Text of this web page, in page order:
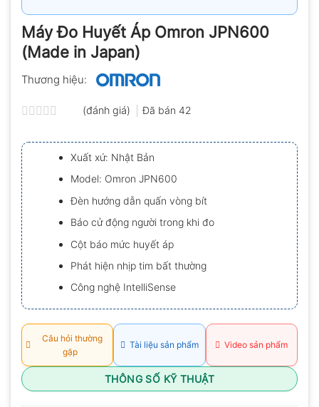
Máy Đo Huyết Áp Omron JPN600
(Made in Japan)
Thương hiệu:
xếp
hạng
0.0
5
sao
(đánh giá) Đã bán 42
Xuất xứ: Nhật Bản
Model: Omron JPN600
Đèn hướng dẫn quấn vòng bít
Báo cử động người trong khi đo
Cột báo mức huyết áp
Phát hiện nhịp tim bất thường
Công nghệ IntelliSense
Câu hỏi thường
gặp
Tài liệu sản phẩm Video sản phẩm
THÔNG SỐ KỸ THUẬT